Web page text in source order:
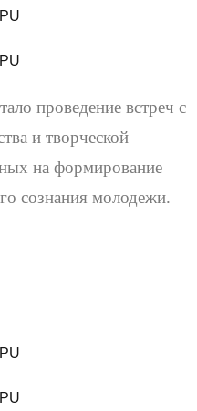
проведение встреч с
и творческой
на формирование
сознания молодежи.